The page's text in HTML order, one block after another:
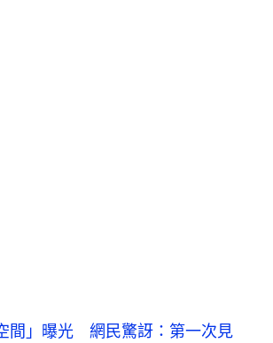
間」曝光 網民驚訝：第一次見